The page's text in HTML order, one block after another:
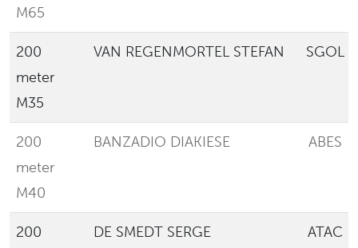
M65
200
meter
M35
VAN REGENMORTEL STEFAN SGOL
200
meter
M40
BANZADIO DIAKIESE ABES
200
DE SMEDT SERGE ATAC